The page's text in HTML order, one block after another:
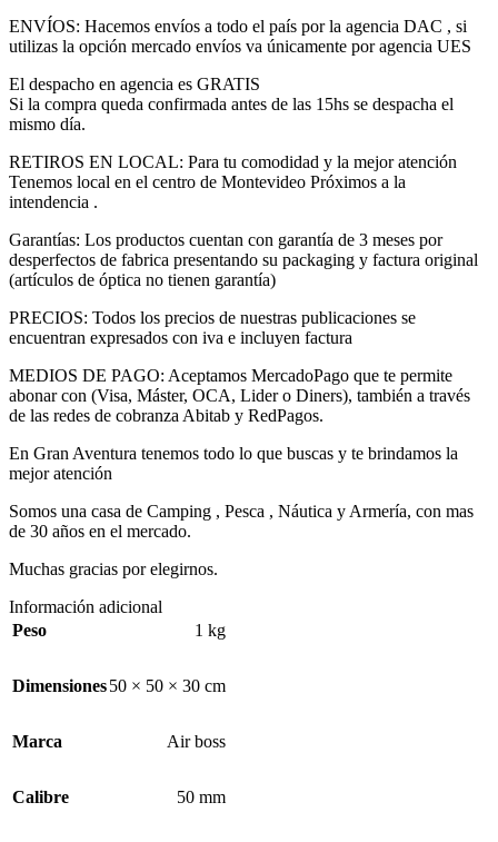
ENVÍOS: Hacemos envíos a todo el país por la agencia DAC , si
utilizas la opción mercado envíos va únicamente por agencia UES
El despacho en agencia es GRATIS
Si la compra queda confirmada antes de las 15hs se despacha el
mismo día.
RETIROS EN LOCAL: Para tu comodidad y la mejor atención
Tenemos local en el centro de Montevideo Próximos a la
intendencia .
Garantías: Los productos cuentan con garantía de 3 meses por
desperfectos de fabrica presentando su packaging y factura original
(artículos de óptica no tienen garantía)
PRECIOS: Todos los precios de nuestras publicaciones se
encuentran expresados con iva e incluyen factura
MEDIOS DE PAGO: Aceptamos MercadoPago que te permite
abonar con (Visa, Máster, OCA, Lider o Diners), también a través
de las redes de cobranza Abitab y RedPagos.
En Gran Aventura tenemos todo lo que buscas y te brindamos la
mejor atención
Somos una casa de Camping , Pesca , Náutica y Armería, con mas
de 30 años en el mercado.
Muchas gracias por elegirnos.
Información adicional
Peso
1 kg
Dimensiones50 × 50 × 30 cm
Marca Air boss
Calibre 50 mm